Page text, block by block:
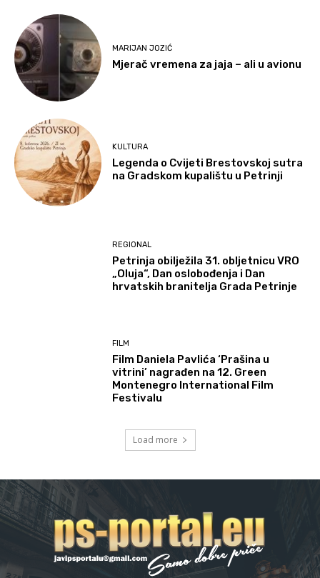
MARIJAN JOZIĆ
Mjerač vremena za jaja – ali u avionu
KULTURA
Legenda o Cvijeti Brestovskoj sutra
na Gradskom kupalištu u Petrinji
REGIONAL
Petrinja obilježila 31. obljetnicu VRO
„Oluja“, Dan oslobođenja i Dan
hrvatskih branitelja Grada Petrinje
FILM
Film Daniela Pavlića ‘Prašina u
vitrini’ nagrađen na 12. Green
Montenegro International Film
Festivalu
Load more